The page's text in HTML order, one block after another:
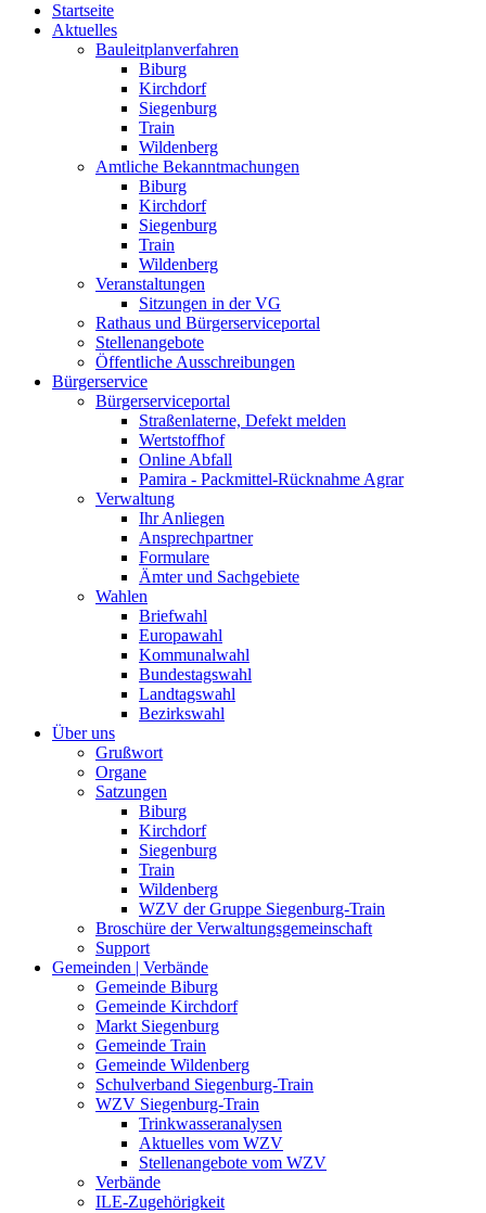
Startseite
Aktuelles
Bauleitplanverfahren
Biburg
Kirchdorf
Siegenburg
Train
Wildenberg
Amtliche Bekanntmachungen
Biburg
Kirchdorf
Siegenburg
Train
Wildenberg
Veranstaltungen
Sitzungen in der VG
Rathaus und Bürgerserviceportal
Stellenangebote
Öffentliche Ausschreibungen
Bürgerservice
Bürgerserviceportal
Straßenlaterne, Defekt melden
Wertstoffhof
Online Abfall
Pamira - Packmittel-Rücknahme Agrar
Verwaltung
Ihr Anliegen
Ansprechpartner
Formulare
Ämter und Sachgebiete
Wahlen
Briefwahl
Europawahl
Kommunalwahl
Bundestagswahl
Landtagswahl
Bezirkswahl
Über uns
Grußwort
Organe
Satzungen
Biburg
Kirchdorf
Siegenburg
Train
Wildenberg
WZV der Gruppe Siegenburg-Train
Broschüre der Verwaltungsgemeinschaft
Support
Gemeinden | Verbände
Gemeinde Biburg
Gemeinde Kirchdorf
Markt Siegenburg
Gemeinde Train
Gemeinde Wildenberg
Schulverband Siegenburg-Train
WZV Siegenburg-Train
Trinkwasseranalysen
Aktuelles vom WZV
Stellenangebote vom WZV
Verbände
ILE-Zugehörigkeit